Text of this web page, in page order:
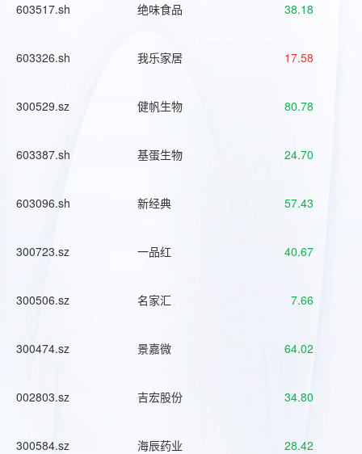
603517.sh 绝味食品 38.18
603326.sh 我乐家居 17.58
300529.sz 健帆生物 80.78
603387.sh 基蛋生物 24.70
603096.sh 新经典 57.43
300723.sz 一品红 40.67
300506.sz 名家汇 7.66
300474.sz 景嘉微 64.02
002803.sz 吉宏股份 34.80
300584.sz 海辰药业 28.42